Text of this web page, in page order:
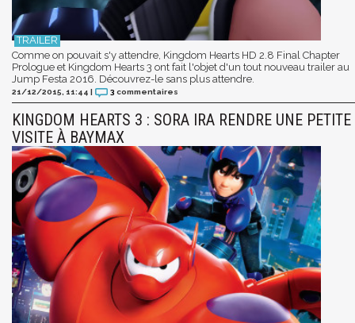
Comme on pouvait s'y attendre, Kingdom Hearts HD 2.8 Final Chapter
Prologue et Kingdom Hearts 3 ont fait l'objet d'un tout nouveau trailer au
Jump Festa 2016. Découvrez-le sans plus attendre.
21/12/2015, 11:44 | 3 commentaires
KINGDOM HEARTS 3 : SORA IRA RENDRE UNE PETITE
VISITE À BAYMAX